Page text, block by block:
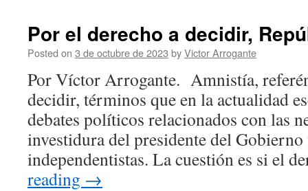
Por el derecho a decidir,
Posted on 3 de octubre de 2023 byVictor Arrogante
Por Víctor Arrogante. Amnistía,
decidir, términos que en la actualidad
debates políticos relacionados con las
investidura del presidente del
independentistas. La cuestión es si el
reading →